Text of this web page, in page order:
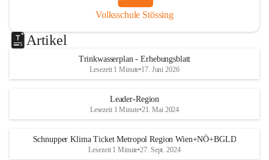
Volksschule Stössing
Artikel
Trinkwasserplan - Erhebungsblatt
Lesezeit 1 Minute•17. Juni 2026
Leader-Region
Lesezeit 1 Minute•21. Mai 2024
Schnupper Klima Ticket Metropol Region Wien+NÖ+BGLD
Lesezeit 1 Minute•27. Sept. 2024